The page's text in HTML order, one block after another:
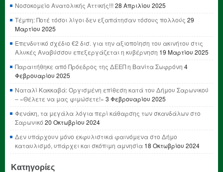
Νοσοκομείο Ανατολικής Αττικής!!! 28 Απριλίου 2025
Τέμπη: Ποτέ τόσοι λίγοι δεν εξαπάτησαν τόσους πολλούς 29
Μαρτίου 2025
Επενδυτικό σχέδιο €2 δισ. για την αξιοποίηση του ακινήτου στις
Αλυκές Αναβύσσου επεξεργάζεται η κυβέρνηση 19 Μαρτίου 2025
Παραιτήθηκε από Πρόεδρος της ΔΕΕΠ η Βανίτα Σωφρόνη 4
Φεβρουαρίου 2025
Ναταλί Κακκαβά: Οργισμένη επίθεση κατά του Δήμου Σαρωνικού
– «Θέλετε να μας φιμώσετε!» 3 Φεβρουαρίου 2025
Φενάκη, τα μεγάλα λόγια περί κάθαρσης των σκανδάλων στο
Σαρωνικό 20 Οκτωβρίου 2024
Δεν υπάρχουν μόνο εκφυλιστικά φαινόμενα στο Δήμο
καταυλισμό, υπάρχει και σκόπιμη αμνησία 18 Οκτωβρίου 2024
Κατηγορίες